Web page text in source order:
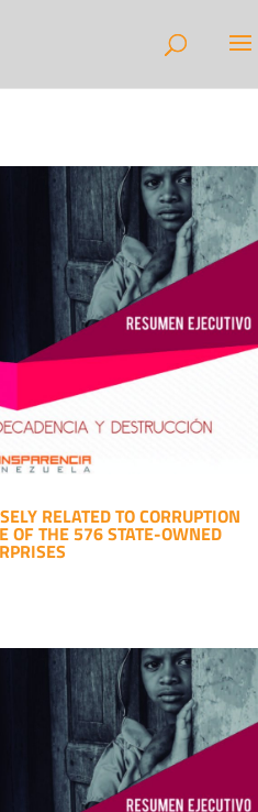
RELATED TO CORRUPTION
OF THE 576 STATE-OWNED